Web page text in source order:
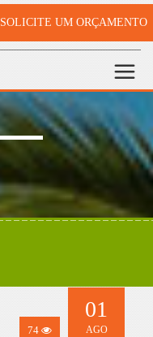
SOLICITE UM ORÇAMENTO
74
01
AGO